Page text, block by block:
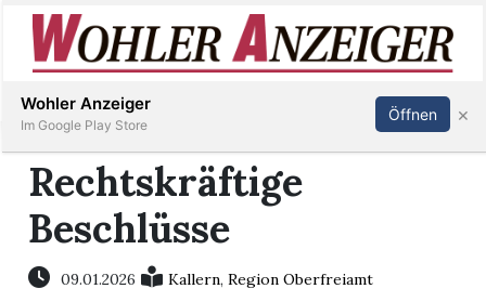
Immobilien
Veranstaltungen
Inserieren Abonnieren Anmelden
Rechtskräftige
Beschlüsse
09.01.2026 Kallern,Region Oberfreiamt
Wohler Anzeiger
Im Google Play Store
Öffnen ×